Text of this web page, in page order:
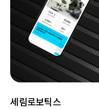
세림로보틱스